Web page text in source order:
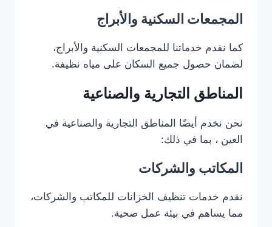
المجمعات السكنية والأبراج
كما نقدم خدماتنا للمجمعات السكنية والأبراج،
لضمان حصول جميع السكان على مياه نظيفة.
المناطق التجارية والصناعية
نحن نخدم أيضًا المناطق التجارية والصناعية في
العين ، بما في ذلك:
المكاتب والشركات
نقدم خدمات تنظيف الخزانات للمكاتب والشركات،
مما يساهم في بيئة عمل صحية.